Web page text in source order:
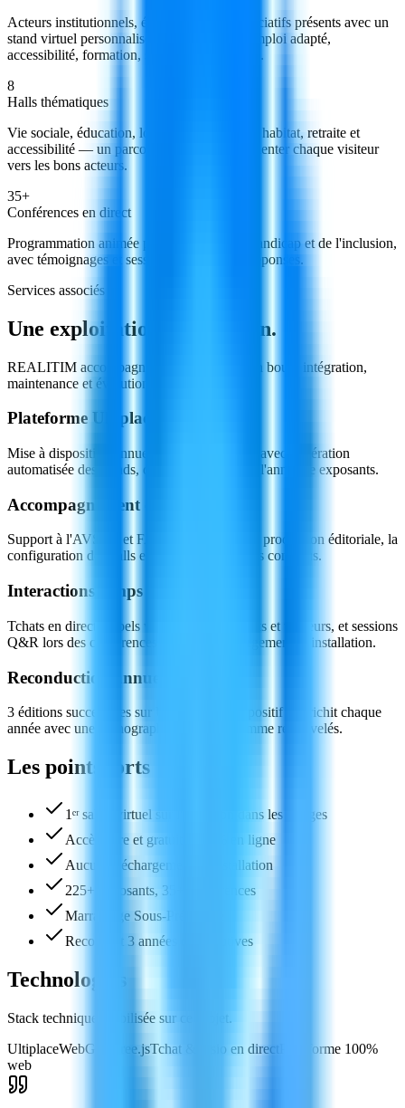
Acteurs institutionnels, économiques et associatifs présents avec un
stand virtuel personnalisé : médico-social, emploi adapté,
accessibilité, formation, solutions innovantes.
8
Halls thématiques
Vie sociale, éducation, loisirs, emploi, santé, habitat, retraite et
accessibilité — un parcours complet pour orienter chaque visiteur
vers les bons acteurs.
35+
Conférences en direct
Programmation animée par des experts du handicap et de l'inclusion,
avec témoignages et sessions de questions-réponses.
Services associés
Une exploitation clé en main.
REALITIM accompagne le client de bout en bout : intégration,
maintenance et évolution du dispositif.
Plateforme Ultiplace clé en main
Mise à disposition annuelle de la plateforme avec génération
automatisée des stands, du programme et de l'annuaire exposants.
Accompagnement organisateur
Support à l'AVSEA et FACE ILIHA pour la production éditoriale, la
configuration des halls et la mise en ligne des contenus.
Interactions temps réel
Tchats en direct, appels vidéo entre exposants et visiteurs, et sessions
Q&R lors des conférences — sans téléchargement ni installation.
Reconduction annuelle
3 éditions successives sur Ultiplace : le dispositif s'enrichit chaque
année avec une scénographie et un programme renouvelés.
Les points forts
1ᵉʳ salon virtuel sur l'inclusion dans les Vosges
Accès libre et gratuit, 100 % en ligne
Aucun téléchargement ni installation
225+ exposants, 35+ conférences
Marrainage Sous-Préfecture
Reconduit 3 années consécutives
Technologies
Stack technique mobilisée sur ce projet.
UltiplaceWebGL Three.jsTchat & visio en direct
Plateforme 100%
web